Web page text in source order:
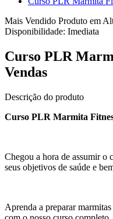
Mais Vendido Produto em
Disponibilidade: Imediata
Curso PLR
Vendas
Descrição do produto
Curso PLR Marmita
Chegou a hora de assumir o
seus objetivos de saúde e
Aprenda a preparar